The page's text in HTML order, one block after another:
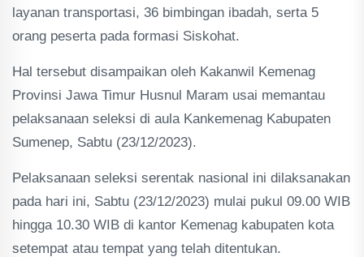
layanan transportasi, 36 bimbingan ibadah, serta 5
orang peserta pada formasi Siskohat.
Hal tersebut disampaikan oleh Kakanwil Kemenag
Provinsi Jawa Timur Husnul Maram usai memantau
pelaksanaan seleksi di aula Kankemenag Kabupaten
Sumenep, Sabtu (23/12/2023).
Pelaksanaan seleksi serentak nasional ini dilaksanakan
pada hari ini, Sabtu (23/12/2023) mulai pukul 09.00 WIB
hingga 10.30 WIB di kantor Kemenag kabupaten kota
setempat atau tempat yang telah ditentukan.